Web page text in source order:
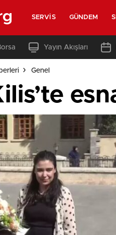
SERVIS GÜNDEM
Yayın Akışları
Genel